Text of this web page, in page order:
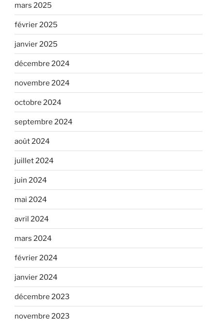
mars 2025
février 2025
janvier 2025
décembre 2024
novembre 2024
octobre 2024
septembre 2024
août 2024
juillet 2024
juin 2024
mai 2024
avril 2024
mars 2024
février 2024
janvier 2024
décembre 2023
novembre 2023